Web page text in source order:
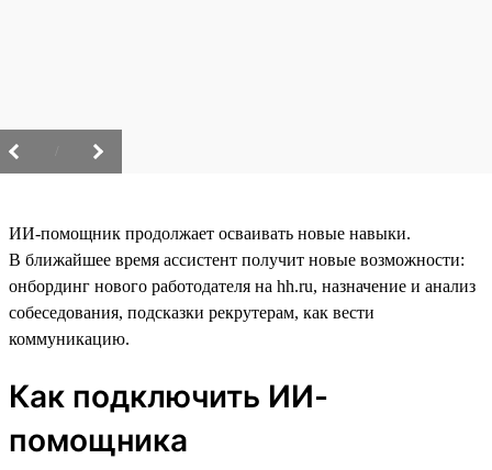
ИИ-помощник продолжает осваивать новые навыки.
В ближайшее время ассистент получит новые возможности:
онбординг нового работодателя на hh.ru, назначение и анализ
собеседования, подсказки рекрутерам, как вести
коммуникацию.
Как подключить ИИ-
помощника